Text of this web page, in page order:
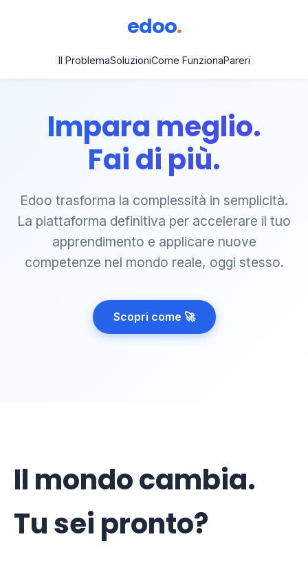
edoo.
Il ProblemaSoluzioniCome FunzionaPareri
Impara meglio.
Fai di più.
Edoo trasforma la complessità in semplicità.
La piattaforma definitiva per accelerare il tuo
apprendimento e applicare nuove
competenze nel mondo reale, oggi stesso.
Scopri come 🚀
Il mondo cambia.
Tu sei pronto?